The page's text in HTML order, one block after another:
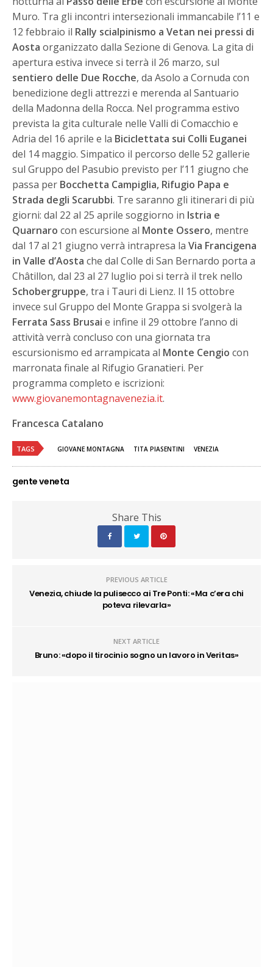
Muro. Tra gli incontri intersezionali immancabile l’11 e
12 febbraio il Rally scialpinismo a Vetan nei pressi di
Aosta organizzato dalla Sezione di Genova. La gita di
apertura estiva invece si terrà il 26 marzo, sul
sentiero delle Due Rocche, da Asolo a Cornuda con
benedizione degli attrezzi e merenda al Santuario
della Madonna della Rocca. Nel programma estivo
prevista la gita culturale nelle Valli di Comacchio e
Adria del 16 aprile e la Biciclettata sui Colli Euganei
del 14 maggio. Simpatico il percorso delle 52 gallerie
sul Gruppo del Pasubio previsto per l’11 giugno che
passa per Bocchetta Campiglia, Rifugio Papa e
Strada degli Scarubbi. Tre saranno gli itinerari di più
giorni: dal 22 al 25 aprile soggiorno in Istria e
Quarnaro con escursione al Monte Ossero, mentre
dal 17 al 21 giugno verrà intrapresa laVia Francigena
in Valle d’Aosta che dal Colle di San Bernardo porta a
Châtillon, dal 23 al 27 luglio poi si terrà il trek nello
Schobergruppe, tra i Tauri di Lienz. Il 15 ottobre
invece sul Gruppo del Monte Grappa si svolgerà la
Ferrata Sass Brusai e infine il 29 ottobre l’anno di
attività verrà concluso con una giornata tra
escursionismo ed arrampicata al Monte Cengio con
marronata finale al Rifugio Granatieri. Per
programma completo e iscrizioni:
www.giovanemontagnavenezia.it.
Francesca Catalano
TAGS GIOVANE MONTAGNA TITA PIASENTINI VENEZIA
gente veneta
Share This
PREVIOUS ARTICLE
Venezia, chiude la pulisecco ai Tre Ponti: «Ma c’era chi
poteva rilevarla»
NEXT ARTICLE
Bruno: «dopo il tirocinio sogno un lavoro in Veritas»